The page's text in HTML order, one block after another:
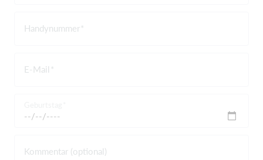
Handynummer
E-Mail
Kommentar (optional)